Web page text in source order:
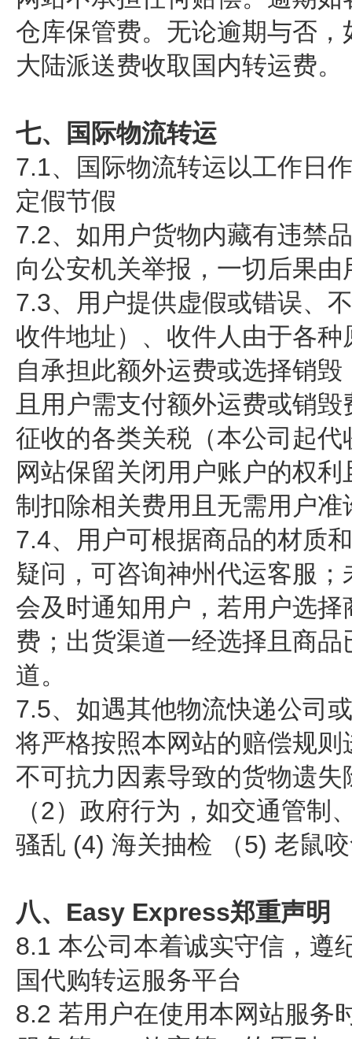
仓库保管费。无论逾期与否
大陆派送费收取国内转运费。
七、国际物流转运
7.1、国际物流转运以工作日
定假节假
7.2、如用户货物内藏有违禁
向公安机关举报，一切后果
7.3、用户提供虚假或错误、
收件地址）、收件人由于各
自承担此额外运费或选择销
且用户需支付额外运费或销
征收的各类关税（本公司起
网站保留关闭用户账户的权
制扣除相关费用且无需用户准
7.4、用户可根据商品的材质
疑问，可咨询神州代运客服
会及时通知用户，若用户选
费；出货渠道一经选择且商
道。
7.5、如遇其他物流快递公司
将严格按照本网站的赔偿规
不可抗力因素导致的货物遗
（2）政府行为，如交通管
骚乱 (4) 海关抽检 （5) 老鼠
八、 Easy Express郑重声明
8.1 本公司本着诚实守信，遵
国代购转运服务平台
8.2 若用户在使用本网站服务